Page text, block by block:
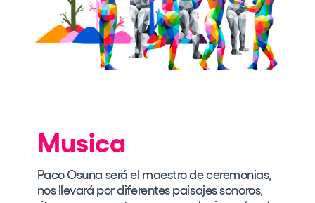
Musica
Paco Osuna será el maestro de ceremonias,
nos llevará por diferentes paisajes sonoros,